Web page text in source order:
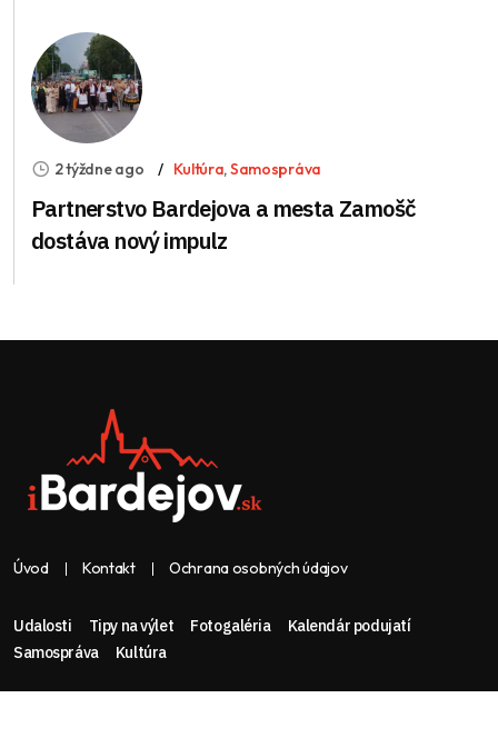
2 týždne ago Kultúra,Samospráva
Partnerstvo Bardejova a mesta Zamošč
dostáva nový impulz
Úvod Kontakt Ochrana osobných údajov
Udalosti Tipy na výlet Fotogaléria
Kalendár podujatí
Samospráva
Kultúra